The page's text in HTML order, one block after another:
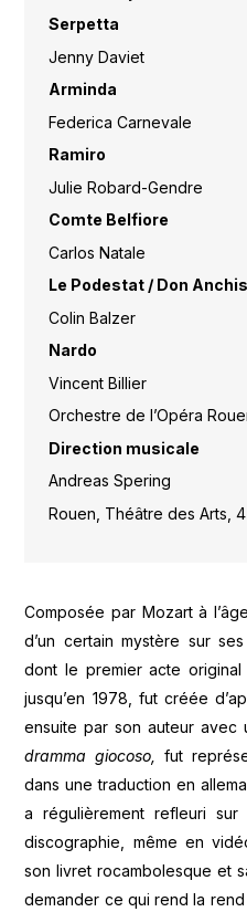
Serpetta
Jenny Daviet
Arminda
Federica Carnevale
Ramiro
Julie Robard-Gendre
Comte Belfiore
Carlos Natale
Le Podestat / Don
Colin Balzer
Nardo
Vincent Billier
Orchestre de l’Opéra
Direction musicale
Andreas Spering
Rouen, Théâtre des Arts,
Composée par Mozart à
d’un certain mystère sur
dont le premier acte
jusqu’en 1978, fut créée
ensuite par son auteur avec
dramma giocoso,fut
dans une traduction en
a régulièrement refleuri
discographie, même en
son livret rocambolesque et
demander ce qui rend la rend